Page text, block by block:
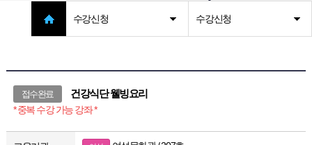
수강신청 수강신청
접수완료 건강식단 웰빙요리
* 중복 수강 가능 강좌 *